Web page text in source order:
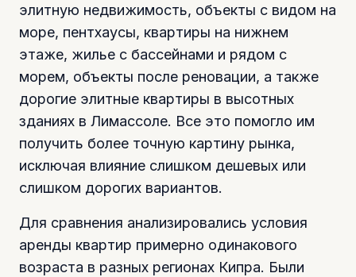
элитную недвижимость, объекты с видом на
море, пентхаусы, квартиры на нижнем
этаже, жилье с бассейнами и рядом с
морем, объекты после реновации, а также
дорогие элитные квартиры в высотных
зданиях в Лимассоле. Все это помогло им
получить более точную картину рынка,
исключая влияние слишком дешевых или
слишком дорогих вариантов.
Для сравнения анализировались условия
аренды квартир примерно одинакового
возраста в разных регионах Кипра. Были